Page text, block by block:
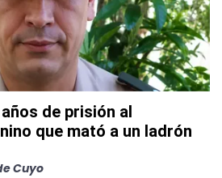
de prisión al
que mató a un ladrón
Cuyo